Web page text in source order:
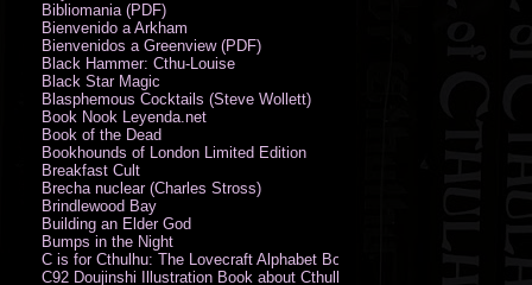
Bibliomania (PDF)
Bienvenido a Arkham
Bienvenidos a Greenview (PDF)
Black Hammer: Cthu-Louise
Black Star Magic
Blasphemous Cocktails (Steve Wollett)
Book Nook Leyenda.net
Book of the Dead
Bookhounds of London Limited Edition
Breakfast Cult
Brecha nuclear (Charles Stross)
Brindlewood Bay
Building an Elder God
Bumps in the Night
C is for Cthulhu: The Lovecraft Alphabet Board Book
C92 Doujinshi Illustration Book about Cthulhu Mythos